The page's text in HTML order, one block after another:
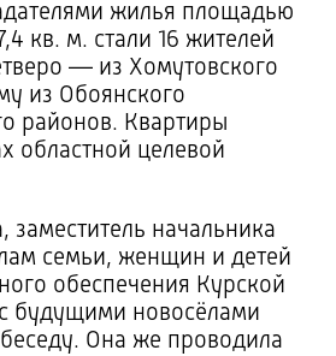
жилья площадью
кв. м. стали 16 жителей
— из Хомутовского
из Обоянского
районов. Квартиры
областной целевой
заместитель начальника
семьи, женщин и детей
обеспечения Курской
будущими новосёлами
Она же проводила